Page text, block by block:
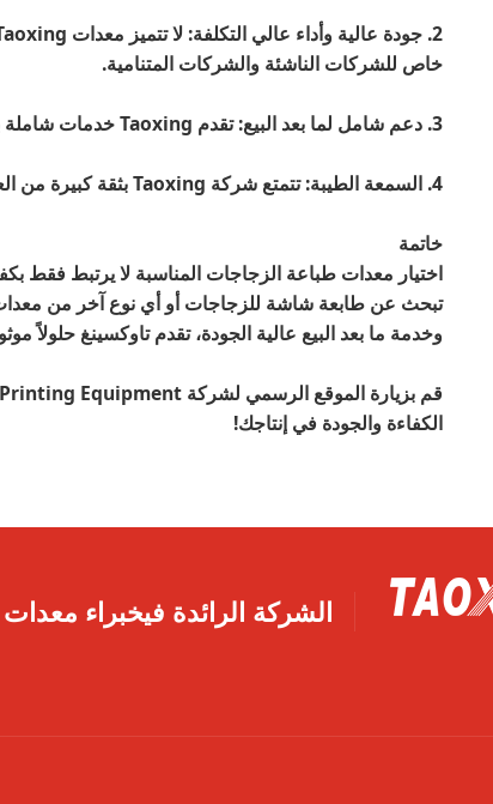
خاص للشركات الناشئة والشركات المتنامية.
3. دعم شامل لما بعد البيع: تقدم Taoxing خدمات شاملة بما في ذلك التثبيت والتدريب
4. السمعة الطيبة: تتمتع شركة Taoxing بثقة كبيرة من العملاء في الأسواق الأوروبية والأمريكية وأصبحت واحدة من معايير الصناعة.
خاتمة
اختيار معدات طباعة الزجاجات المناسبة لا يرتبط فقط
تبحث عن طابعة شاشة للزجاجات أو أي نوع آخر من معدات
وخدمة ما بعد البيع عالية الجودة، تقدم تاوكسينغ حلولاً
قم بزيارة الموقع الرسمي لشركة Taoxing Printing Equipment (
الكفاءة والجودة في إنتاجك!
الشركة الرائدة فيخبراء